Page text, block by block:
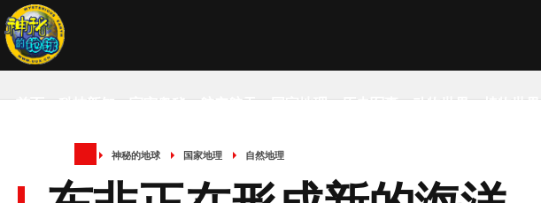
首页 科技新知 宇宙奥秘 航空航天 国家地理 历史军事 动物世界 植物世界
神秘的地球 国家地理 自然地理